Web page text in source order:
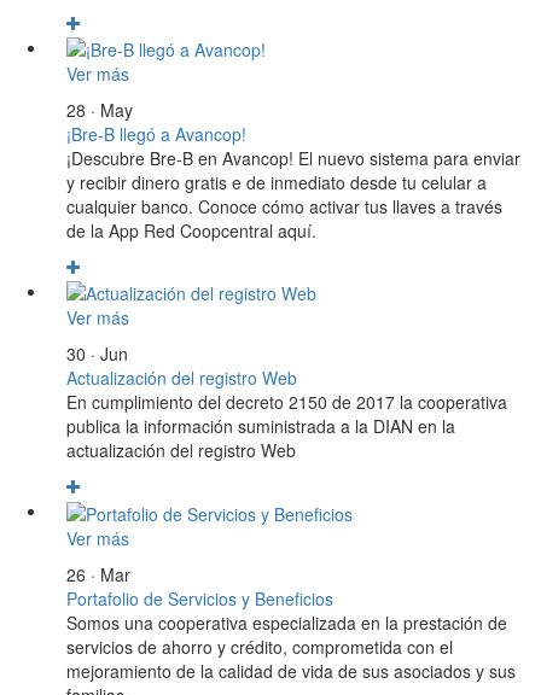
Ver más
28 · May
¡Bre-B llegó a Avancop!
¡Descubre Bre-B en Avancop! El nuevo sistema para enviar
y recibir dinero gratis e de inmediato desde tu celular a
cualquier banco. Conoce cómo activar tus llaves a través
de la App Red Coopcentral aquí.
Ver más
30 · Jun
Actualización del registro Web
En cumplimiento del decreto 2150 de 2017 la cooperativa
publica la información suministrada a la DIAN en la
actualización del registro Web
Ver más
26 · Mar
Portafolio de Servicios y Beneficios
Somos una cooperativa especializada en la prestación de
servicios de ahorro y crédito, comprometida con el
mejoramiento de la calidad de vida de sus asociados y sus